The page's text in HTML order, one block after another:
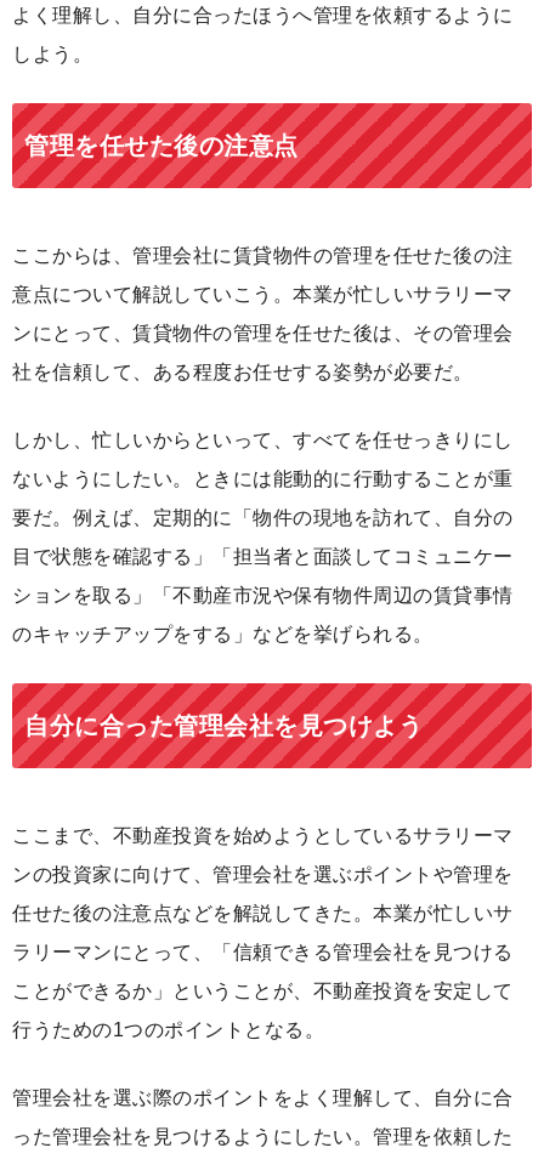
よく理解し、自分に合ったほうへ管理を依頼するように
しよう。
管理を任せた後の注意点
ここからは、管理会社に賃貸物件の管理を任せた後の注
意点について解説していこう。本業が忙しいサラリーマ
ンにとって、賃貸物件の管理を任せた後は、その管理会
社を信頼して、ある程度お任せする姿勢が必要だ。
しかし、忙しいからといって、すべてを任せっきりにし
ないようにしたい。ときには能動的に行動することが重
要だ。例えば、定期的に「物件の現地を訪れて、自分の
目で状態を確認する」「担当者と面談してコミュニケー
ションを取る」「不動産市況や保有物件周辺の賃貸事情
のキャッチアップをする」などを挙げられる。
自分に合った管理会社を見つけよう
ここまで、不動産投資を始めようとしているサラリーマ
ンの投資家に向けて、管理会社を選ぶポイントや管理を
任せた後の注意点などを解説してきた。本業が忙しいサ
ラリーマンにとって、「信頼できる管理会社を見つける
ことができるか」ということが、不動産投資を安定して
行うための1つのポイントとなる。
管理会社を選ぶ際のポイントをよく理解して、自分に合
った管理会社を見つけるようにしたい。管理を依頼した